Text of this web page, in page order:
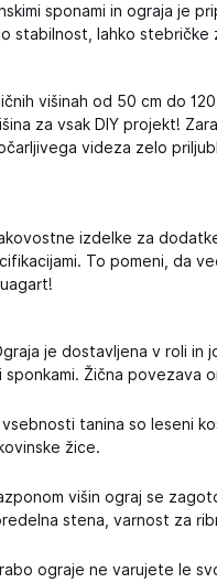
sponami in ograja je
stabilnost, lahko
višinah od 50 cm do
za vsak DIY projekt!
videza zelo
izdelke za
To pomeni, da
je dostavljena v roli
sponkami. Žična povezava
vsebnosti tanina so leseni
žice.
višin ograj se
stena, varnost za
ograje ne varujete le